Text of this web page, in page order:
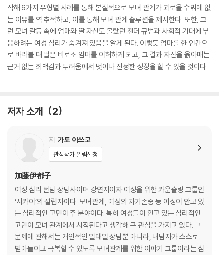
작해 6가지 유형별 사례를 통해 본질적으로 모녀 관계가 괴로울 수밖에 없
는 이유를 역 추적하고, 이를 통해 모녀 관계 솔루션을 제시한다. 또한, 그
런 모녀 갈등 속에 엄마와 딸 자신도 몰랐던 젠더 규범과 사회적 기대에 부
응하려는 여성 심리가 숨겨져 있음을 알게 된다. 이렇듯 엄마를 한 인간으
로 바라볼 때 딸은 비로소 엄마를 이해하게 되고, 그 결과 자신을 옭아매는
근거 없는 죄책감과 두려움에서 벗어나 진정한 성장을 할 수 있을 것이다.
저자 소개 2
저 가토 이쓰코
관심작가 알림신청
加藤伊都子
여성 심리 전담 상담사이며 강연자이자 여성을 위한 카운슬링 그룹인
‘사카이’의 설립자이다. 모녀관계, 여성의 자기존중 등 여성이 안고 있
는 심리적인 고민이 주 분야이다. 특히 여성들이 안고 있는 심리적인
고민이 모녀 관계에서 시작된다고 생각해 큰 관심을 가지고 있다. 그
문제에 관해서는 개인적인 일대일 상담뿐 아니라, 내담자가 스스로
받아들이고 극복할 수 있도록 모녀관계를 위한 이야기 그룹이라는 심